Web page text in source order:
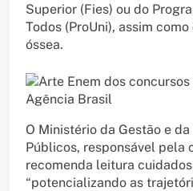
Superior (Fies) ou do
Todos (ProUni), assim
óssea.
O Ministério da Gestão e
Públicos, responsável pela
recomenda leitura
“potencializando as